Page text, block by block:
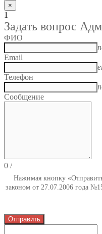
×
1
Задать вопрос
ФИО
Email
Телефон
Сообщение
0 /
Нажимая кнопку
законом от 27.07.2006 года
Отправить